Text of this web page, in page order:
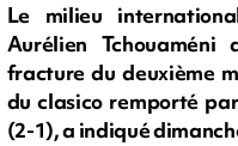
Le milieu
Aurélien
fracture du deuxième
du clasico remporté
(2-1), a indiqué